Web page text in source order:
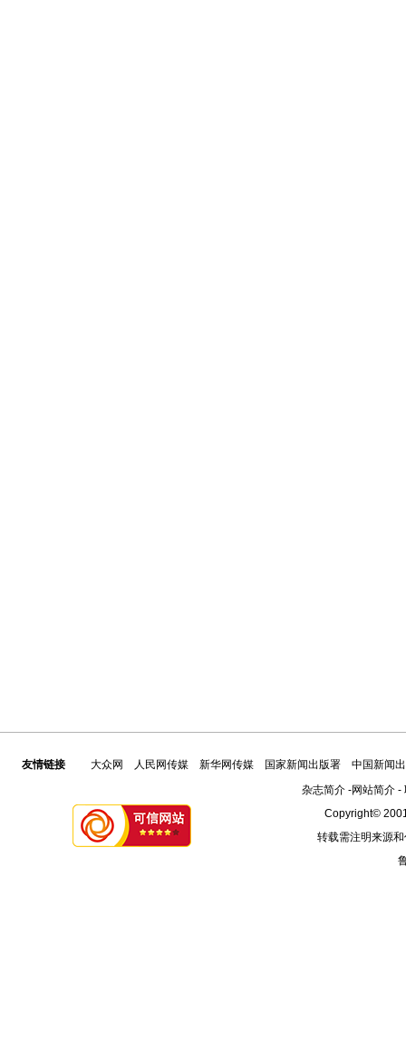
友情链接 大众网 人民网传媒 新华网传媒 国家新闻出版署
中国新闻
杂志简介-网站简介-
Copyright©
转载需注明来源